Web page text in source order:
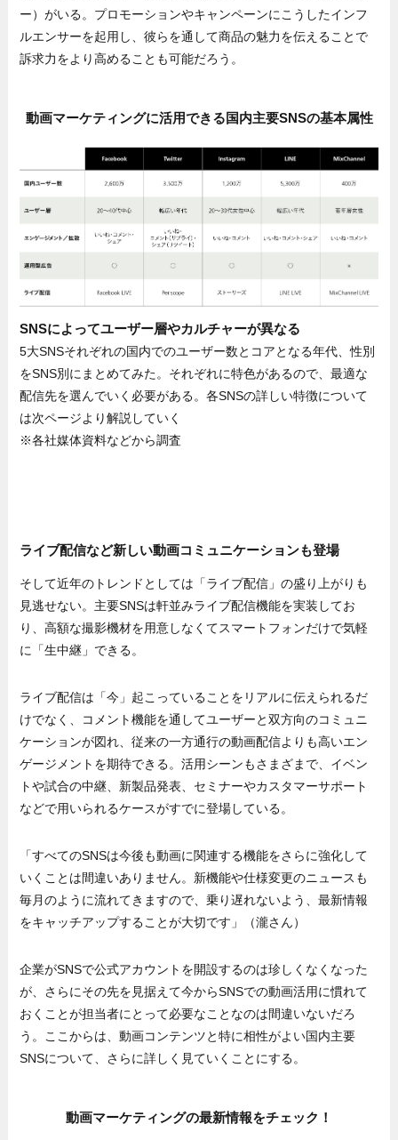
ー）がいる。プロモーションやキャンペーンにこうしたインフ
ルエンサーを起用し、彼らを通して商品の魅力を伝えることで
訴求力をより高めることも可能だろう。
動画マーケティングに活用できる国内主要SNSの基本属性
SNSによってユーザー層やカルチャーが異なる
5大SNSそれぞれの国内でのユーザー数とコアとなる年代、性別
をSNS別にまとめてみた。それぞれに特色があるので、最適な
配信先を選んでいく必要がある。各SNSの詳しい特徴について
は次ページより解説していく
※各社媒体資料などから調査
ライブ配信など新しい動画コミュニケーションも登場
そして近年のトレンドとしては「ライブ配信」の盛り上がりも
見逃せない。主要SNSは軒並みライブ配信機能を実装してお
り、高額な撮影機材を用意しなくてスマートフォンだけで気軽
に「生中継」できる。
ライブ配信は「今」起こっていることをリアルに伝えられるだ
けでなく、コメント機能を通してユーザーと双方向のコミュニ
ケーションが図れ、従来の一方通行の動画配信よりも高いエン
ゲージメントを期待できる。活用シーンもさまざまで、イベン
トや試合の中継、新製品発表、セミナーやカスタマーサポート
などで用いられるケースがすでに登場している。
「すべてのSNSは今後も動画に関連する機能をさらに強化して
いくことは間違いありません。新機能や仕様変更のニュースも
毎月のように流れてきますので、乗り遅れないよう、最新情報
をキャッチアップすることが大切です」（瀧さん）
企業がSNSで公式アカウントを開設するのは珍しくなくなった
が、さらにその先を見据えて今からSNSでの動画活用に慣れて
おくことが担当者にとって必要なことなのは間違いないだろ
う。ここからは、動画コンテンツと特に相性がよい国内主要
SNSについて、さらに詳しく見ていくことにする。
動画マーケティングの最新情報をチェック！